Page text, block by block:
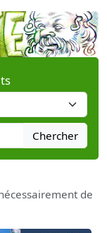
Chercher
de